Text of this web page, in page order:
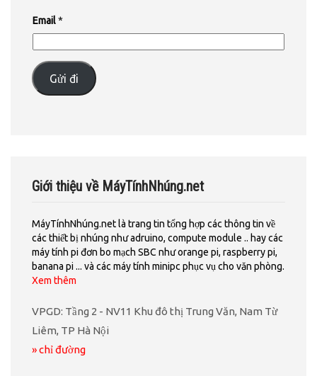
Email*
Gửi đi
Giới thiệu về MáyTínhNhúng.net
MáyTínhNhúng.net là trang tin tổng hợp các thông tin về
các thiết bị nhúng như adruino, compute module .. hay các
máy tính pi đơn bo mạch SBC như orange pi, raspberry pi,
banana pi ... và các máy tính minipc phục vụ cho văn phòng.
Xem thêm
VPGD: Tầng 2 - NV11 Khu đô thị Trung Văn, Nam Từ
Liêm, TP Hà Nội
» chỉ đường